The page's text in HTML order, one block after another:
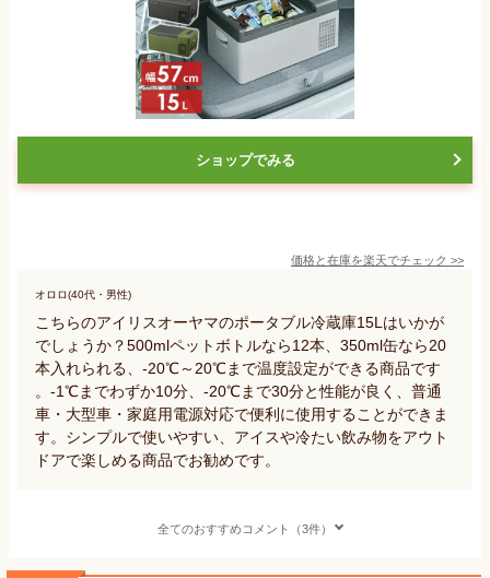
ショップでみる
価格と在庫を楽天でチェック >>
オロロ(40代・男性)
こちらのアイリスオーヤマのポータブル冷蔵庫15Lはいかが
でしょうか？500mlペットボトルなら12本、350ml缶なら20
本入れられる、-20℃～20℃まで温度設定ができる商品です
。-1℃までわずか10分、-20℃まで30分と性能が良く、普通
車・大型車・家庭用電源対応で便利に使用することができま
す。シンプルで使いやすい、アイスや冷たい飲み物をアウト
ドアで楽しめる商品でお勧めです。
全てのおすすめコメント（3件）